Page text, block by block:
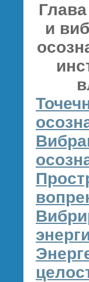
и